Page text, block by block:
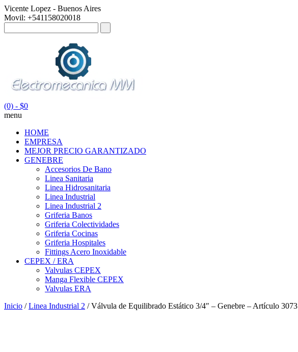
Vicente Lopez - Buenos Aires
Movil: +541158020018
(0) - $0
menu
HOME
EMPRESA
MEJOR PRECIO GARANTIZADO
GENEBRE
Accesorios De Bano
Linea Sanitaria
Linea Hidrosanitaria
Linea Industrial
Linea Industrial 2
Griferia Banos
Griferia Colectividades
Griferia Cocinas
Griferia Hospitales
Fittings Acero Inoxidable
CEPEX / ERA
Valvulas CEPEX
Manga Flexible CEPEX
Valvulas ERA
Inicio /Linea Industrial 2 / Válvula de Equilibrado Estático 3/4″ – Genebre – Artículo 3073